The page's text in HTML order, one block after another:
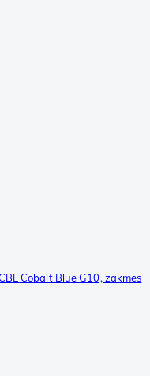
Cobalt Blue G10, zakmes